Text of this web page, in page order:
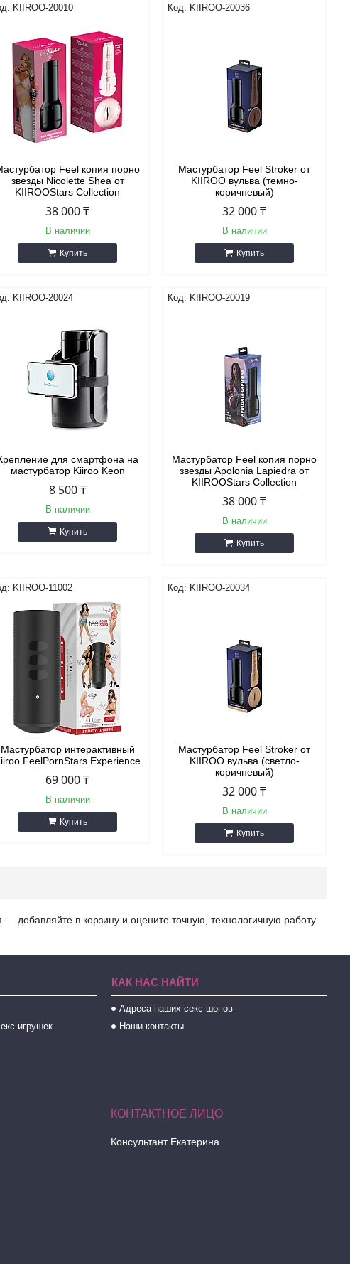
KIIROO-20010
Feel копия порно
звезды Nicolette Shea от
KIIROOStars Collection
38 000 ₸
В наличии
Купить
KIIROO-20036
Мастурбатор Feel Stroker от
KIIROO вульва (темно-
коричневый)
32 000 ₸
В наличии
Купить
KIIROO-20024
для смартфона на
мастурбатор Kiiroo Keon
8 500 ₸
В наличии
Купить
KIIROO-20019
Мастурбатор Feel копия порно
звезды Apolonia Lapiedra от
KIIROOStars Collection
38 000 ₸
В наличии
Купить
KIIROO-11002
Мастурбатор интерактивный
FeelPornStars Experience
69 000 ₸
В наличии
Купить
KIIROO-20034
Мастурбатор Feel Stroker от
KIIROO вульва (светло-
коричневый)
32 000 ₸
В наличии
Купить
в корзину и оцените точную, технологичную работу
игрушек
КАК НАС НАЙТИ
Адреса наших секс шопов
Наши контакты
Консультант Екатерина